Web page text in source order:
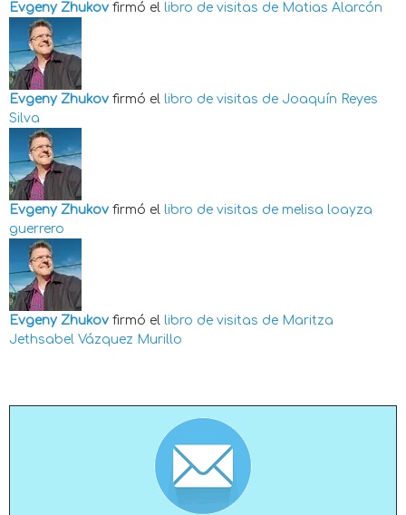
Evgeny Zhukov firmó el libro de visitas de Matias Alarcón
Evgeny Zhukov firmó el libro de visitas de Joaquín Reyes
Silva
Evgeny Zhukov firmó el libro de visitas de melisa loayza
guerrero
Evgeny Zhukov firmó el libro de visitas de Maritza
Jethsabel Vázquez Murillo